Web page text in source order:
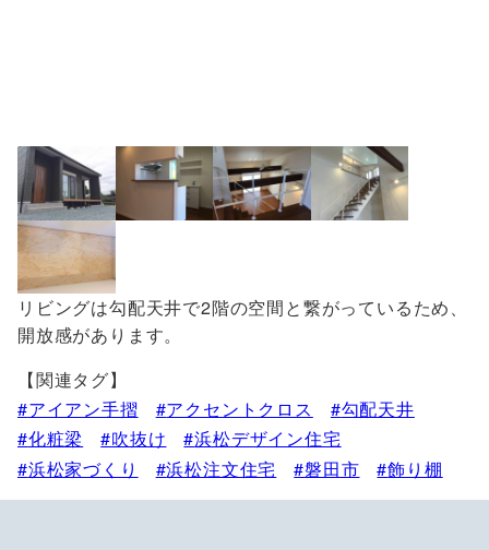
リビングは勾配天井で2階の空間と繋がっているため、
開放感があります。
【関連タグ】
アイアン手摺
アクセントクロス
勾配天井
化粧梁
吹抜け
浜松デザイン住宅
浜松家づくり
浜松注文住宅 磐田市 飾り棚